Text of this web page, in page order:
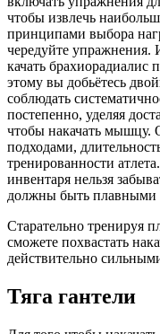
чтобы извлечь
принципами выбора
чередуйте упражнения.
качать брахиорадиалис
этому вы добьётесь
соблюдать
постепенно, уделяя
чтобы накачать
подходами,
тренированности
инвентаря нельзя
должны быть
Старательно тренируя
сможете похвастать
действительно
Тяга гантели